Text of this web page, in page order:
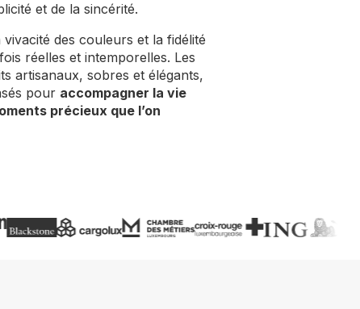
et de la sincérité.
des couleurs et la fidélité
réelles et intemporelles. Les
artisanaux, sobres et élégants,
pour accompagner la vie
précieux que l’on